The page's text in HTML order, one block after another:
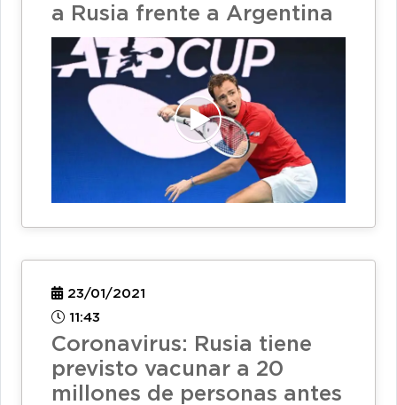
a Rusia frente a Argentina
23/01/2021
11:43
Coronavirus: Rusia tiene
previsto vacunar a 20
millones de personas antes